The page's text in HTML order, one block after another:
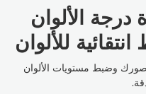
درجة الألوان
للألوان
وضبط مستويات الألوان